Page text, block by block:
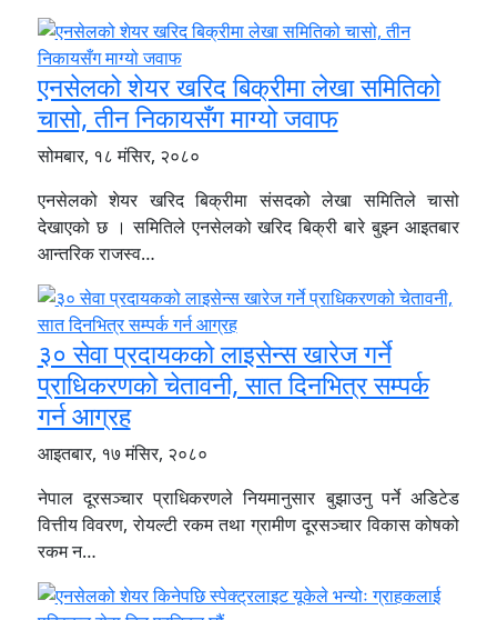
एनसेलको शेयर खरिद बिक्रीमा लेखा समितिको
चासो, तीन निकायसँग माग्यो जवाफ
सोमबार, १८ मंसिर, २०८०
एनसेलको शेयर खरिद बिक्रीमा संसदको लेखा समितिले चासो
देखाएको छ । समितिले एनसेलको खरिद बिक्री बारे बुझ्न आइतबार
आन्तरिक राजस्व…
३० सेवा प्रदायकको लाइसेन्स खारेज गर्ने
प्राधिकरणको चेतावनी, सात दिनभित्र सम्पर्क
गर्न आग्रह
आइतबार, १७ मंसिर, २०८०
नेपाल दूरसञ्चार प्राधिकरणले नियमानुसार बुझाउनु पर्ने अडिटेड
वित्तीय विवरण, रोयल्टी रकम तथा ग्रामीण दूरसञ्चार विकास कोषको
रकम न…